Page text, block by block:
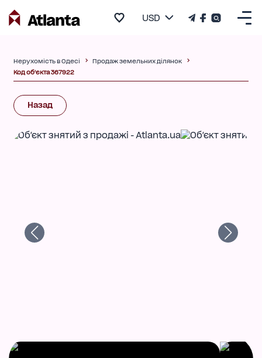
USD
Нерухомість в Одесі
Продаж земельних ділянок
Код об'єкта 367922
Назад